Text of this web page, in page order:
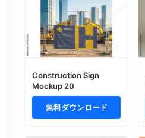
Construction Sign
Mockup 20
無料ダウンロード